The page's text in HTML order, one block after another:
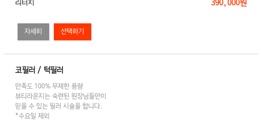
자세히
리터치 390,000원
코필러 / 턱필러
만족도 100% 무제한 용량
뷰티라운지는 숙련된 원장님들만이
믿을 수 있는 필러 시술을 합니다.
*수요일 제외